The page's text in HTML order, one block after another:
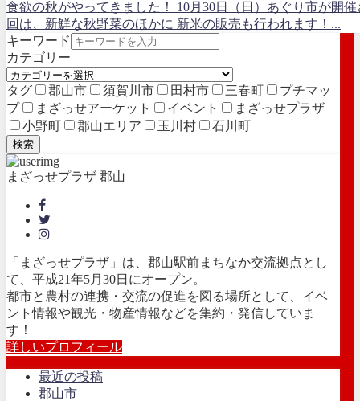
食欲の秋がやってきました！ 10月30日（日）あぐり市が開
回は、新鮮な秋野菜のほかに 新米の販売も行われます！...
キーワード
カテゴリー
タグ 郡山市 須賀川市 田村市 三春町
プチマッ
プ
まざっせアーケット イベント
まざっせプラザ
小野町
郡山エリア 玉川村 石川町
検索
まざっせプラザ 郡山
「まざっせプラザ」は、郡山駅前まちなか交流拠点とし
て、平成21年5月30日にオープン。
都市と農村の連携・交流の促進を図る場所として、イベ
ント情報や観光・物産情報などを集約・発信していま
す！
詳しいプロフィール
最近の投稿
郡山市